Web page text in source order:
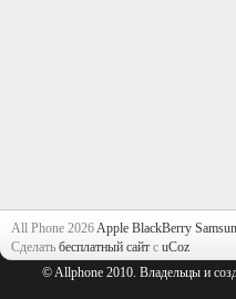
All Phone 2026Apple BlackBerry
Сделать бесплатный сайт с uCoz
© Allphone 2010. Владельцы и